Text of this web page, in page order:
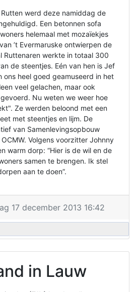
werd deze namiddag de
Een betonnen sofa
helemaal met mozaïekjes
’t Evermaruske ontwierpen de
Ruttenaren werkte in totaal 300
de steentjes. Eén van hen is Jef
ons heel goed geamuseerd in het
veel gelachen, maar ook
Nu weten we weer hoe
Ze werden beloond met een
met steentjes en lijm. De
van Samenlevingsopbouw
Volgens voorzitter Johnny
warm dorp: “Hier is de wil en de
samen te brengen. Ik stel
aan te doen”.
17 december 2013 16:42
in Lauw